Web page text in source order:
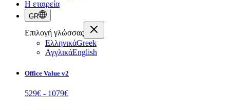
Η εταιρεία
GR
Επιλογή γλώσσας
ΕλληνικάGreek
ΑγγλικάEnglish
Office Value v2
529€ - 1079€